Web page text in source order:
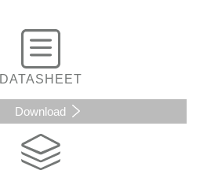
DATASHEET
Download